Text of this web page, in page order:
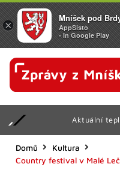
Aktuální
Domů
Kultura
Country festival v Malé
×
Mníšek pod
AppSisto
- In Google Play